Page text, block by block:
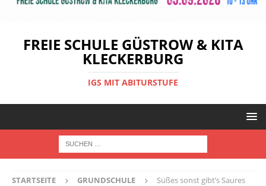
FREIE SCHULE GÜSTROW & KITA
KLECKERBURG
IGS MIT ABITURSTUFE
STARTSEITE GRUNDSCHULE Süßes sonst gibt’s Saures